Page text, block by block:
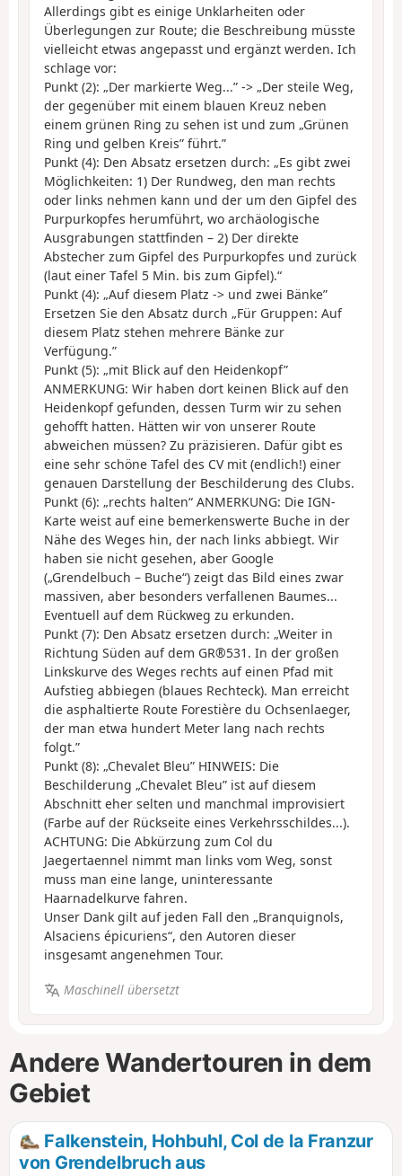
Allerdings gibt es einige Unklarheiten oder
Überlegungen zur Route; die Beschreibung müsste
vielleicht etwas angepasst und ergänzt werden. Ich
schlage vor:
Punkt (2): „Der markierte Weg...” -> „Der steile Weg,
der gegenüber mit einem blauen Kreuz neben
einem grünen Ring zu sehen ist und zum „Grünen
Ring und gelben Kreis” führt.”
Punkt (4): Den Absatz ersetzen durch: „Es gibt zwei
Möglichkeiten: 1) Der Rundweg, den man rechts
oder links nehmen kann und der um den Gipfel des
Purpurkopfes herumführt, wo archäologische
Ausgrabungen stattfinden – 2) Der direkte
Abstecher zum Gipfel des Purpurkopfes und zurück
(laut einer Tafel 5 Min. bis zum Gipfel).“
Punkt (4): „Auf diesem Platz -> und zwei Bänke”
Ersetzen Sie den Absatz durch „Für Gruppen: Auf
diesem Platz stehen mehrere Bänke zur
Verfügung.”
Punkt (5): „mit Blick auf den Heidenkopf”
ANMERKUNG: Wir haben dort keinen Blick auf den
Heidenkopf gefunden, dessen Turm wir zu sehen
gehofft hatten. Hätten wir von unserer Route
abweichen müssen? Zu präzisieren. Dafür gibt es
eine sehr schöne Tafel des CV mit (endlich!) einer
genauen Darstellung der Beschilderung des Clubs.
Punkt (6): „rechts halten“ ANMERKUNG: Die IGN-
Karte weist auf eine bemerkenswerte Buche in der
Nähe des Weges hin, der nach links abbiegt. Wir
haben sie nicht gesehen, aber Google
(„Grendelbuch – Buche“) zeigt das Bild eines zwar
massiven, aber besonders verfallenen Baumes...
Eventuell auf dem Rückweg zu erkunden.
Punkt (7): Den Absatz ersetzen durch: „Weiter in
Richtung Süden auf dem GR®531. In der großen
Linkskurve des Weges rechts auf einen Pfad mit
Aufstieg abbiegen (blaues Rechteck). Man erreicht
die asphaltierte Route Forestière du Ochsenlaeger,
der man etwa hundert Meter lang nach rechts
folgt.”
Punkt (8): „Chevalet Bleu” HINWEIS: Die
Beschilderung „Chevalet Bleu” ist auf diesem
Abschnitt eher selten und manchmal improvisiert
(Farbe auf der Rückseite eines Verkehrsschildes...).
ACHTUNG: Die Abkürzung zum Col du
Jaegertaennel nimmt man links vom Weg, sonst
muss man eine lange, uninteressante
Haarnadelkurve fahren.
Unser Dank gilt auf jeden Fall den „Branquignols,
Alsaciens épicuriens“, den Autoren dieser
insgesamt angenehmen Tour.
Maschinell übersetzt
Andere Wandertouren in dem
Gebiet
Falkenstein, Hohbuhl, Col de la Franzur
von Grendelbruch aus